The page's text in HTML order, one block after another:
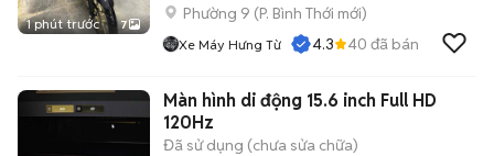
1 phút trước 7
Phường 9 (P. Bình Thới mới)
Xe Máy Hưng Từ 4.3 40 đã bán
Màn hình di động 15.6 inch Full HD
120Hz
Đã sử dụng (chưa sửa chữa)